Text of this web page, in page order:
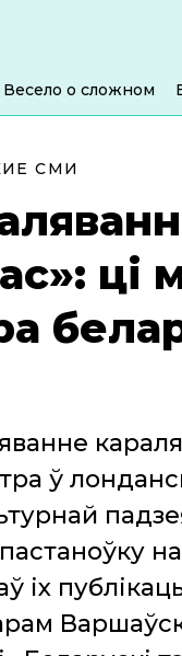
Весело о сложном
СМИ
ці
ў
іх